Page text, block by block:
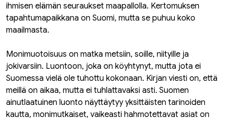
ihmisen elämän seuraukset maapallolla. Kertomuksen
tapahtumapaikkana on Suomi, mutta se puhuu koko
maailmasta.
Monimuotoisuus on matka metsiin, soille, niityille ja
jokivarsiin. Luontoon, joka on köyhtynyt, mutta jota ei
Suomessa vielä ole tuhottu kokonaan. Kirjan viesti on, että
meillä on aikaa, mutta ei tuhlattavaksi asti. Suomen
ainutlaatuinen luonto näyttäytyy yksittäisten tarinoiden
kautta, monimutkaiset, vaikeasti hahmotettavat asiat on